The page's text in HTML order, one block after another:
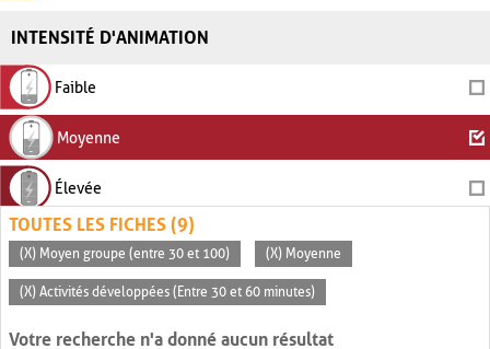
INTENSITÉ D'ANIMATION
Faible
Moyenne
Élevée
TOUTES LES FICHES (9)
(X) Moyen groupe (entre 30 et 100) (X) Moyenne
(X) Activités développées (Entre 30 et 60 minutes)
Votre recherche n'a donné aucun résultat